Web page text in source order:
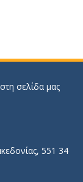
σελίδα μας
551 34